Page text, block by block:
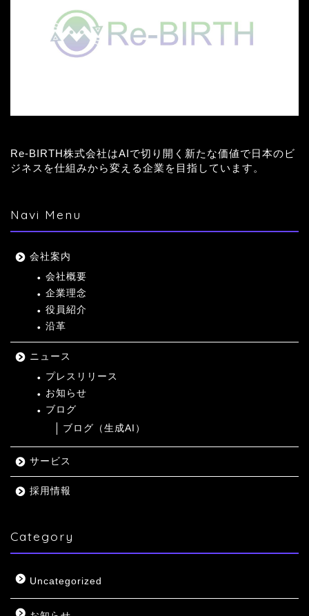
Re-BIRTH株式会社はAIで切り開く新たな価値で日本のビ
ジネスを仕組みから変える企業を目指しています。
Navi Menu
会社案内
会社概要
企業理念
役員紹介
沿革
ニュース
プレスリリース
お知らせ
ブログ
ブログ（生成AI）
サービス
採用情報
Category
Uncategorized